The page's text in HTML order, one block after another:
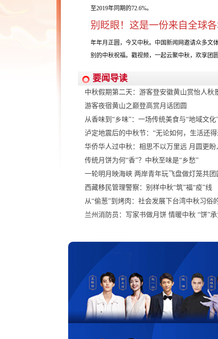
至2019年同期的72.6%。
别眨眼！这是一份来自全球
年年月正圆，今又中秋。中国新闻网邀请众多文
别的中秋祝福。戳视频，一起云聚中秋，欢享团
要闻导读
中秋假期第二天：游客登安徽黄山赏怡人秋
游客夜宿黄山之巅登高赏月话团圆
从香味到“乡味”：一场传统美食与“地域文化
泸定地震后的中秋节：“无论如何，生活还得
华侨华人过中秋：相思不以万里远 月圆更盼
传统月饼为何“香”？中秋至味是“乡愁”
一轮明月映海峡 两岸青年玩飞盘做灯笼共团
西藏移民管理警察：别样中秋“筑”福“疫”线
从“偷葱”到烤肉：社会发展下台湾中秋习俗
兰州消防员：写家书做月饼 情暖中秋 “饼”